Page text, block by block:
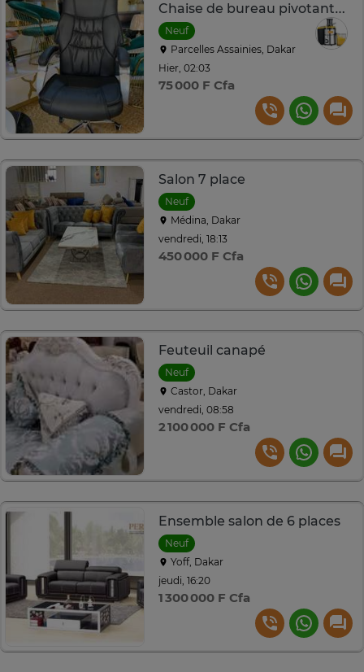
Chaise de bureau pivotante cuir
Neuf
Parcelles Assainies, Dakar
Hier, 02:03
75 000 F Cfa
Salon 7 place
Neuf
Médina, Dakar
vendredi, 18:13
450 000 F Cfa
Feuteuil canapé
Neuf
Castor, Dakar
vendredi, 08:58
2 100 000 F Cfa
Ensemble salon de 6 places
Neuf
Yoff, Dakar
jeudi, 16:20
1 300 000 F Cfa